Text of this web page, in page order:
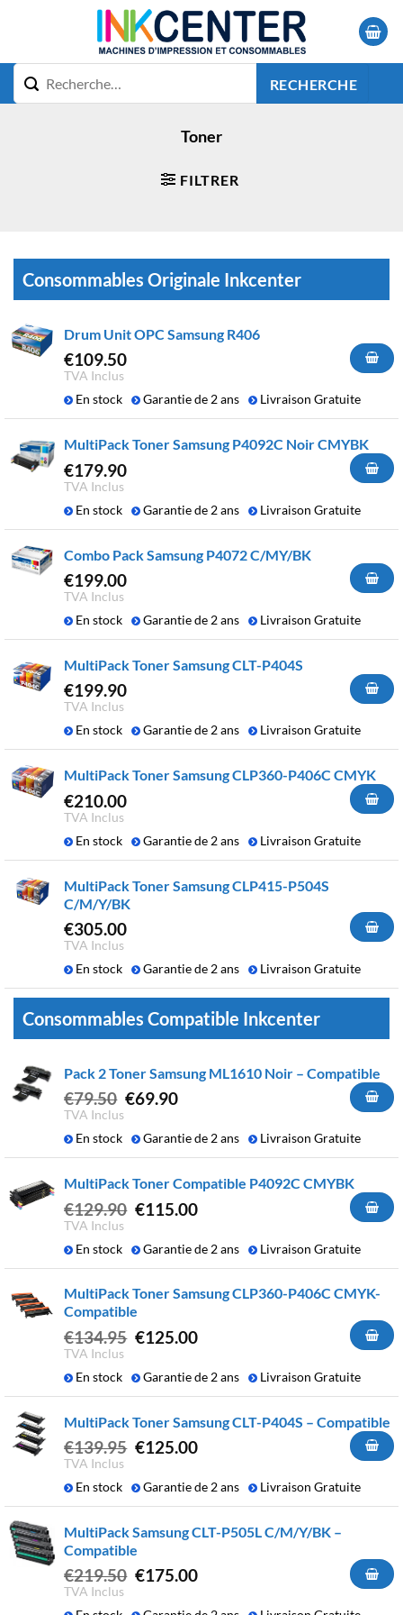
RECHERCHE
Toner
FILTRER
Consommables Originale Inkcenter
Drum Unit OPC Samsung R406
€109.50
TVA Inclus
En stock
Garantie de 2 ans Livraison Gratuite
MultiPack Toner Samsung P4092C Noir CMYBK
€179.90
TVA Inclus
En stock
Garantie de 2 ans Livraison Gratuite
Combo Pack Samsung P4072 C/MY/BK
€199.00
TVA Inclus
En stock
Garantie de 2 ans Livraison Gratuite
MultiPack Toner Samsung CLT-P404S
€199.90
TVA Inclus
En stock
Garantie de 2 ans Livraison Gratuite
MultiPack Toner Samsung CLP360-P406C CMYK
€210.00
TVA Inclus
En stock
Garantie de 2 ans Livraison Gratuite
MultiPack Toner Samsung CLP415-P504S
C/M/Y/BK
€305.00
TVA Inclus
En stock
Garantie de 2 ans Livraison Gratuite
Consommables Compatible Inkcenter
Pack 2 Toner Samsung ML1610 Noir – Compatible
€79.50
Le
initial
€69.90Le
actuel
TVA Inclus
En stock
Garantie de 2 ans Livraison Gratuite
MultiPack Toner Compatible P4092C CMYBK
€129.90
Le
initial
€115.00Le
actuel
TVA Inclus
En stock
Garantie de 2 ans Livraison Gratuite
MultiPack Toner Samsung CLP360-P406C CMYK-
Compatible
€134.95
Le
initial
€125.00Le
actuel
TVA Inclus
En stock
Garantie de 2 ans Livraison Gratuite
MultiPack Toner Samsung CLT-P404S – Compatible
€139.95
Le
initial
€125.00Le
actuel
TVA Inclus
En stock
Garantie de 2 ans Livraison Gratuite
MultiPack Samsung CLT-P505L C/M/Y/BK –
Compatible
€219.50 Le
initial
€175.00Le
actuel
TVA Inclus